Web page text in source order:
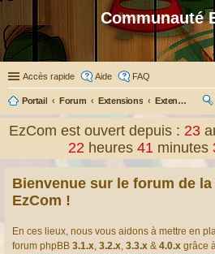
Communauté
Accès rapide Aide FAQ
Portail Forum Extensions Extensions présentées & traduites
ec
ch
er
EzCom est ouvert depuis : 23
22 heures 41 minutes
Bienvenue sur le forum de
EzCom !
En ces lieux, nous vous aidons à mettre en
forum phpBB 3.1.x, 3.2.x, 3.3.x & 4.0.x grâce